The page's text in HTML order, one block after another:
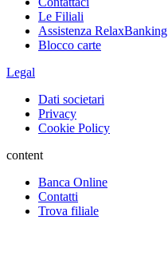
Le Filiali
Assistenza RelaxBanking
Blocco carte
Legal
Dati societari
Privacy
Cookie Policy
content
Banca Online
Contatti
Trova filiale